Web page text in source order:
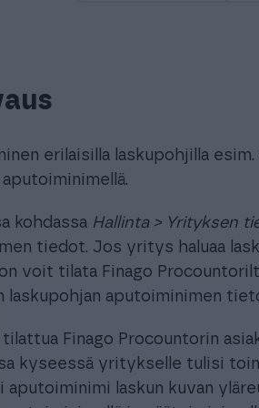
erilaisilla laskupohjilla
kohdassa Hallinta > Yrityksen
tiedot. Jos yritys haluaa
voit tilata Finago
laskupohjan aputoiminimen
Finago Procountorin
kyseessä yritykselle tulisi
aputoiminimi laskun kuvan